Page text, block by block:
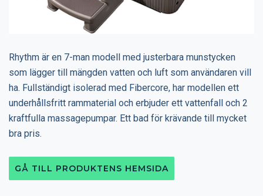
Rhythm är en 7-man modell med justerbara munstycken
som lägger till mängden vatten och luft som användaren vill
ha. Fullständigt isolerad med Fibercore, har modellen ett
underhållsfritt rammaterial och erbjuder ett vattenfall och 2
kraftfulla massagepumpar. Ett bad för krävande till mycket
bra pris.
GÅ TILL PRODUKTENS HEMSIDA